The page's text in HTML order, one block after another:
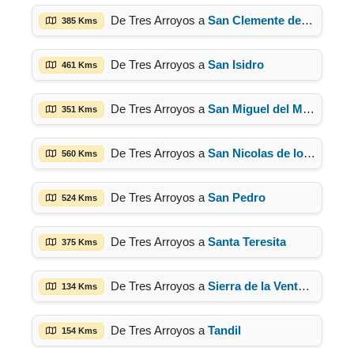
385 Kms De Tres Arroyos a San Clemente del Tuyú
461 Kms De Tres Arroyos a San Isidro
351 Kms De Tres Arroyos a San Miguel del Monte
560 Kms De Tres Arroyos a San Nicolas de los Arroyos
524 Kms De Tres Arroyos a San Pedro
375 Kms De Tres Arroyos a Santa Teresita
134 Kms De Tres Arroyos a Sierra de la Ventana
154 Kms De Tres Arroyos a Tandil